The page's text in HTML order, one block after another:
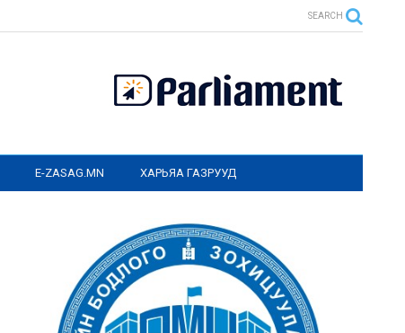
SEARCH
E-ZASAG.MN ХАРЬЯА ГАЗРУУД